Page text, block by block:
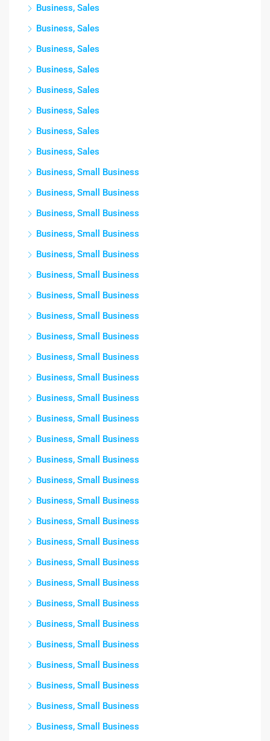
Business, Sales
Business, Sales
Business, Sales
Business, Sales
Business, Sales
Business, Sales
Business, Sales
Business, Sales
Business, Small Business
Business, Small Business
Business, Small Business
Business, Small Business
Business, Small Business
Business, Small Business
Business, Small Business
Business, Small Business
Business, Small Business
Business, Small Business
Business, Small Business
Business, Small Business
Business, Small Business
Business, Small Business
Business, Small Business
Business, Small Business
Business, Small Business
Business, Small Business
Business, Small Business
Business, Small Business
Business, Small Business
Business, Small Business
Business, Small Business
Business, Small Business
Business, Small Business
Business, Small Business
Business, Small Business
Business, Small Business